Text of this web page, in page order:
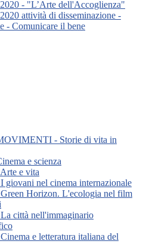
- "L’Arte dell'Accoglienza"
attività di disseminazione -
- Comunicare il bene
- Storie di vita in
e scienza
e vita
giovani nel cinema internazionale
Horizon. L'ecologia nel film
città nell'immaginario
e letteratura italiana del